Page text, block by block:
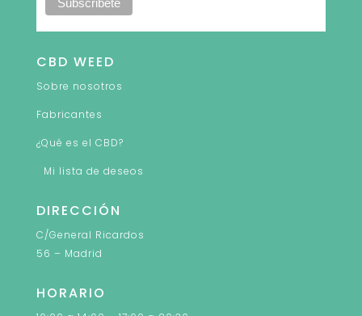
CBD WEED
Sobre nosotros
Fabricantes
¿Qué es el CBD?
Mi lista de deseos
DIRECCIÓN
C/General Ricardos
56 – Madrid
HORARIO